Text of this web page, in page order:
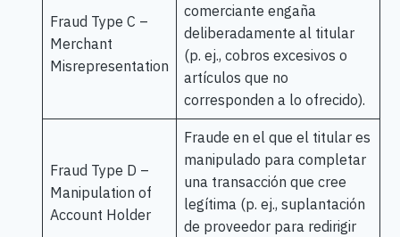
Fraud Type C –
Merchant
Misrepresentation
comerciante engaña
deliberadamente al titular
(p. ej., cobros excesivos o
artículos que no
corresponden a lo ofrecido).
Fraud Type D –
Manipulation of
Account Holder
Fraude en el que el titular es
manipulado para completar
una transacción que cree
legítima (p. ej., suplantación
de proveedor para redirigir